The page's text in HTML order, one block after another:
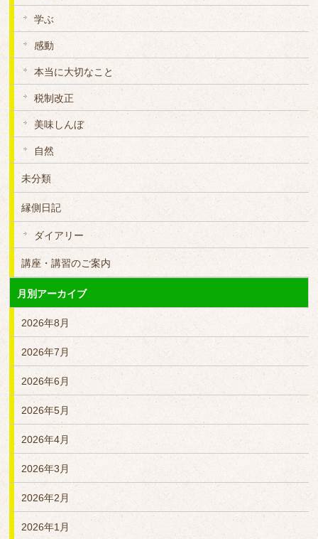
学ぶ
感動
本当に大切なこと
税制改正
美味しんぼ
自然
未分類
縁側日記
ダイアリー
講座・講習のご案内
月別アーカイブ
2026年8月
2026年7月
2026年6月
2026年5月
2026年4月
2026年3月
2026年2月
2026年1月